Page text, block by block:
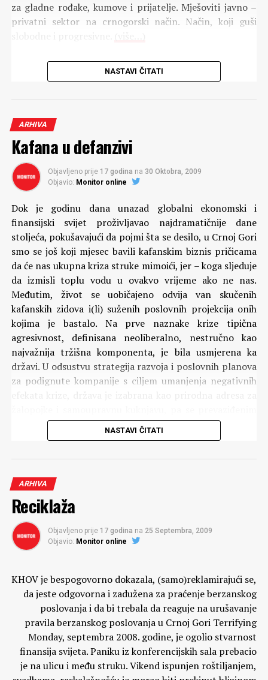
za gladne rođake, kumove i prijatelje. Mješoviti javno –
privatni sektor na crnogorski način. Način, koji guši
Komentari
NASTAVI ČITATI
ARHIVA
Kafana u defanzivi
Objavljeno prije 17 godina na 30 Oktobra, 2009
Objavio: Monitor online
Dok je godinu dana unazad globalni ekonomski i
finansijski svijet proživljavao najdramatičnije dane
stoljeća, pokušavajući da pojmi šta se desilo, u Crnoj Gori
smo se još koji mjesec bavili kafanskim biznis pričicama
da će nas ukupna kriza struke mimoići, jer – koga sljeduje
da izmisli toplu vodu u ovakvo vrijeme ako ne nas.
Međutim, život se uobičajeno odvija van skučenih
kafanskih zidova i(li) suženih poslovnih projekcija onih
kojima je bastalo. Na prve naznake krize tipična
agresivnost, definisana neoliberalno, nestručno kao
najvažnija tržišna komponenta, je bila usmjerena ka
državi. U odsustvu strategija razvoja i poslovnih planova
za podignute kompanije s ciljem umanjenja negativnih
modelom traži(o) oprost svakojakih poreza i
prebacivanje odgovornosti u vezi zaposlenih na
pošto su ove godine bankari odlučili da malo uvedu red u
interno upravljanje rizicima, odnosno da dokažu/izmole
svoje poslovne klijente, dužnike, da je u njihovom
interesu da im knjige i izvještaji budu transparentni i
kvalitetni, puni suštinskih, a ne friziranih podataka.
(više…)
Komentari
NASTAVI ČITATI
ARHIVA
Reciklaža
Objavljeno prije 17 godina na 25 Septembra, 2009
Objavio: Monitor online
KHOV je bespogovorno dokazala, (samo)reklamirajući se,
da jeste odgovorna i zadužena za praćenje berzanskog
poslovanja i da bi trebala da reaguje na urušavanje
pravila berzanskog poslovanja u Crnoj Gori Terrifying
Monday, septembra 2008. godine, je ogolio stvarnost
finansija svijeta. Paniku iz konferencijskih sala prebacio
je na ulicu i među struku. Vikend ispunjen roštiljanjem,